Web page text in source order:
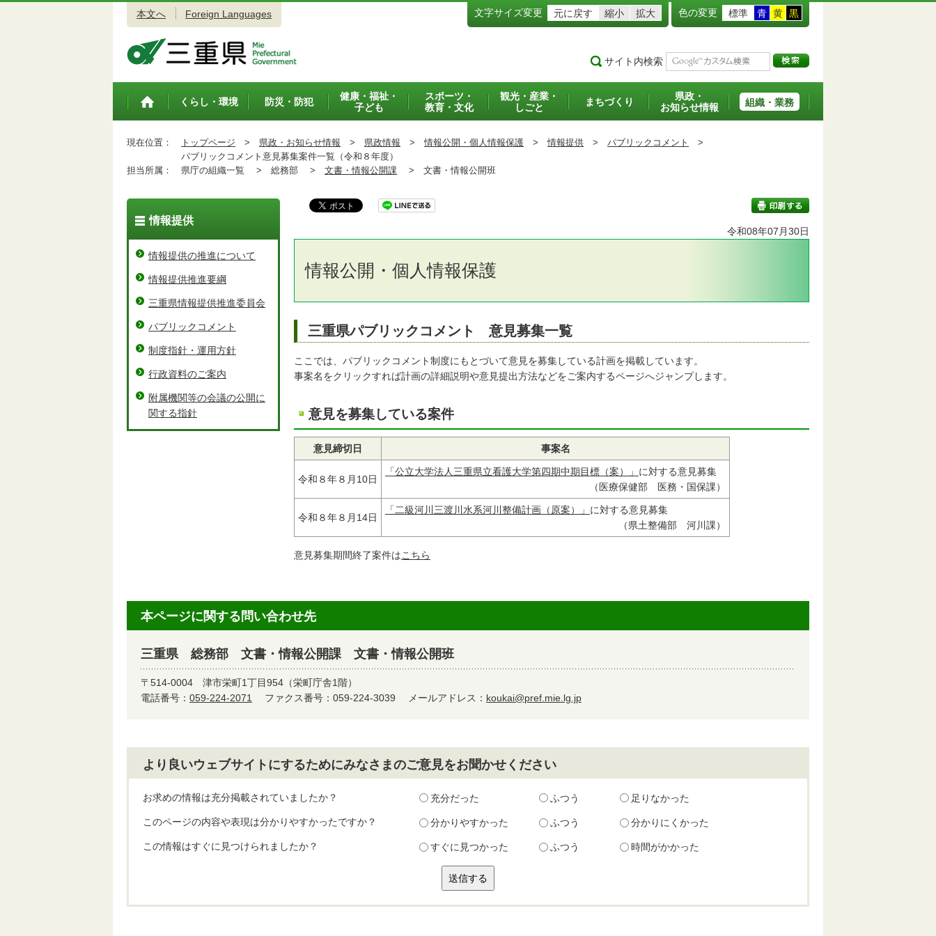
本文へ Foreign Languages 文字サイズ変更 元に戻す 縮小 拡大 色の変更 標準 青 黄 黒
サイト内検索
トップペ
くらし・環境 防災・防犯
健康・福祉・
子ども
スポーツ・
教育・文化
観光・産業・
しごと
まちづくり
県政・
お知らせ情報
組織・業務
現在位置： トップページ > 県政・お知らせ情報 > 県政情報 > 情報公開・個人情報保護 > 情報提供 > パブリックコメント
>
パブリックコメント意見募集案件一覧（令和８年度）
担当所属：
県庁の組織一覧 > 総務部 > 文書・情報公開課 > 文書・情報公開班
令和08年07月30日
情報公開・個人情報保護
三重県パブリックコメント 意見募集一覧
ここでは、パブリックコメント制度にもとづいて意見を募集している計画を掲載しています。
事案名をクリックすれば計画の詳細説明や意見提出方法などをご案内するページへジャンプします。
意見を募集している案件
意見締切日 事案名
令和８年８月10日
「公立大学法人三重県立看護大学第四期中期目標（案）」 に対する意見募集
（医療保健部 医務・国保課）
令和８年８月14日
「二級河川三渡川水系河川整備計画（原案）」 に対する意見募集
（県土整備部 河川課）
意見募集期間終了案件はこちら
情報提供
情報提供の推進について
情報提供推進要綱
三重県情報提供推進委員会
パブリックコメント
制度指針・運用方針
行政資料のご案内
附属機関等の会議の公開に
関する指針
本ページに関する問い合わせ先
三重県 総務部 文書・情報公開課 文書・情報公開班
〒514-0004 津市栄町1丁目954（栄町庁舎1階）
電話番号： 059-224-2071 ファクス番号：059-224-3039 メールアドレス： koukai@pref.mie.lg.jp
より良いウェブサイトにするためにみなさまのご意見をお聞かせください
お求めの情報は充分掲載されていましたか？ 充分だった ふつう 足りなかった
このページの内容や表現は分かりやすかったですか？ 分かりやすかった ふつう 分かりにくかった
この情報はすぐに見つけられましたか？ すぐに見つかった ふつう 時間がかかった